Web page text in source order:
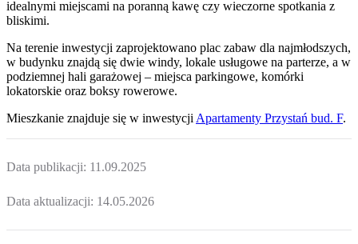
idealnymi miejscami na poranną kawę czy wieczorne spotkania z
bliskimi.
Na terenie inwestycji zaprojektowano plac zabaw dla najmłodszych,
w budynku znajdą się dwie windy, lokale usługowe na parterze, a w
podziemnej hali garażowej – miejsca parkingowe, komórki
lokatorskie oraz boksy rowerowe.
Mieszkanie znajduje się w inwestycji Apartamenty Przystań bud. F.
Data publikacji: 11.09.2025
Data aktualizacji: 14.05.2026